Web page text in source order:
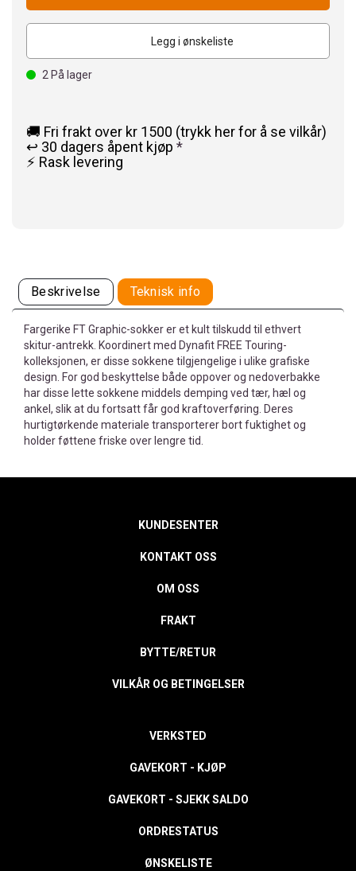
Legg i ønskeliste
2 På lager
🚚 Fri frakt over kr 1500 (trykk her for å se vilkår)
↩️ 30 dagers åpent kjøp *
⚡ Rask levering
Beskrivelse Teknisk info
Fargerike FT Graphic-sokker er et kult tilskudd til ethvert
skitur-antrekk. Koordinert med Dynafit FREE Touring-
kolleksjonen, er disse sokkene tilgjengelige i ulike grafiske
design. For god beskyttelse både oppover og nedoverbakke
har disse lette sokkene middels demping ved tær, hæl og
ankel, slik at du fortsatt får god kraftoverføring. Deres
hurtigtørkende materiale transporterer bort fuktighet og
holder føttene friske over lengre tid.
KUNDESENTER
KONTAKT OSS
OM OSS
FRAKT
BYTTE/RETUR
VILKÅR OG BETINGELSER
VERKSTED
GAVEKORT - KJØP
GAVEKORT - SJEKK SALDO
ORDRESTATUS
ØNSKELISTE